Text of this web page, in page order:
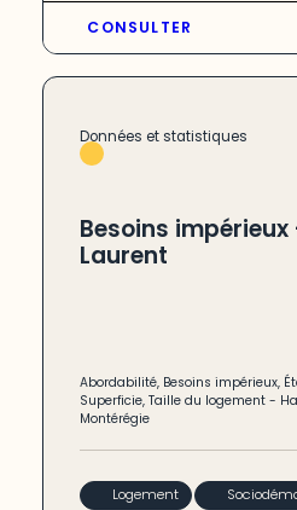
CONSULTER
Données et statistiques
Besoins
Laurent
Abordabilité, Besoins impérieux,
Superficie,Taille du logement -
Montérégie
Logement